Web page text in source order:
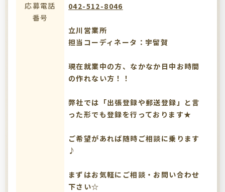
応募電話
番号
042-512-8046
立川営業所
担当コーディネータ：宇留賀
現在就業中の方、なかなか日中お時間
の作れない方！！
弊社では「出張登録や郵送登録」と言
った形でも登録を行っております★
ご希望があれば随時ご相談に乗ります
♪
まずはお気軽にご相談・お問い合わせ
下さい☆